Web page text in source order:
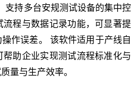
支持多台安规测试设备的集中控
程与数据记录功能，可显著提
作误差。 该软件适用于产线自
助企业实现测试流程标准化与
量与生产效率。